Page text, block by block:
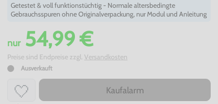
Getestet & voll funktionstüchtig - Normale altersbedingte
Gebrauchsspuren ohne Originalverpackung, nur Modul und Anleitung
nur54,99 €
Preise sind Endpreise zzgl. Versandkosten
Ausverkauft
Kaufalarm